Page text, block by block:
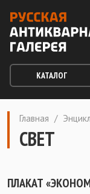
КАТАЛОГ
Главная /
СВЕТ
ПЛАКАТ